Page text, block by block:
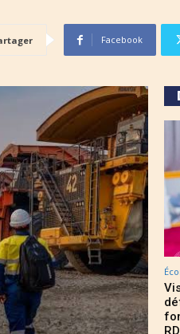
Facebook